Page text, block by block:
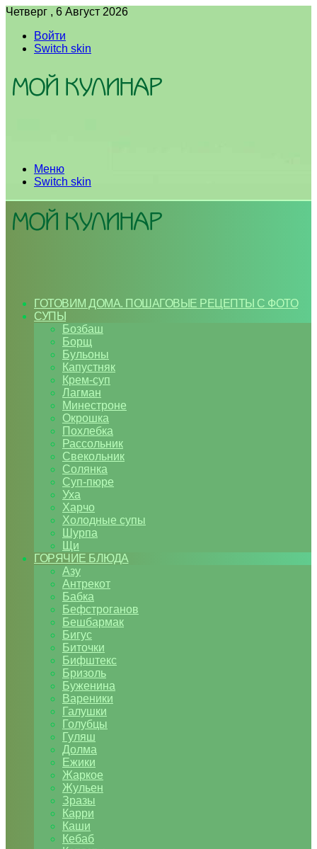
Четверг , 6 Август 2026
Войти
Switch skin
Меню
Switch skin
ГОТОВИМ ДОМА. ПОШАГОВЫЕ РЕЦЕПТЫ С ФОТО
СУПЫ
Бозбаш
Борщ
Бульоны
Капустняк
Крем-суп
Лагман
Минестроне
Окрошка
Похлебка
Рассольник
Свекольник
Солянка
Суп-пюре
Уха
Харчо
Холодные супы
Шурпа
Щи
ГОРЯЧИЕ БЛЮДА
Азу
Антрекот
Бабка
Бефстроганов
Бешбармак
Бигус
Биточки
Бифштекс
Бризоль
Буженина
Вареники
Галушки
Голубцы
Гуляш
Долма
Ежики
Жаркое
Жульен
Зразы
Карри
Каши
Кебаб